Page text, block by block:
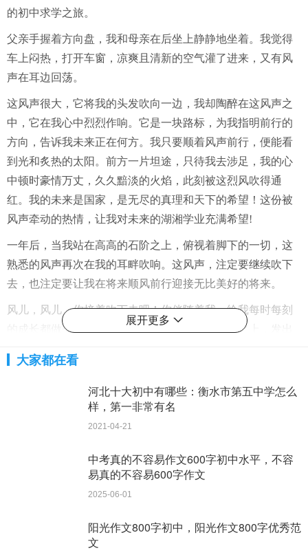
的初中求学之旅。
父亲手握着方向盘，我和母亲在后坐上静静地坐着。我觉得
车上闷热，打开车窗，凉爽且清新的空气灌了进来，又有风
声在耳边回荡。
这风声很大，它将我的头发吹向一边，我却陶醉在这风声之
中，它在我心中烈烈作响。它是一块路标，为我指明前行的
方向，告诉我未来正在何方。我只要顺着风声前行，便能看
到光和炙热的太阳。前方一片坦途，只待我去涉足，我的心
中顿时豪情万丈，久久黯淡的火焰，此刻被这烈风吹得通
红。我的未来是国家，是无尽的真理和天下的希望！这份被
风声牵动的热情，让我对未来的湖湘学业充满希望!
一年后，当我站在高高的石阶之上，俯视着脚下的一切，这
熟悉的风声再次在我的耳畔吹响。这风声，注定要继续吹下
去，也注定要让我在将来顺风前行迎接无比美好的将来。
风儿，风儿，你接着吹下去吧！你伴随着我，给我每时每刻
的成长都做个证明。你的声音让我得以站在石阶之上，发出
没有了
展开更多
大家都在看
河北十大初中有哪些：衡水市第五中学怎么
样，第一非常有名
2021-04-21
中考真的不容易作文600字初中水平，不容
易真的不容易600字作文
2025-06-01
阳光作文800字初中，阳光作文800字优秀范
文